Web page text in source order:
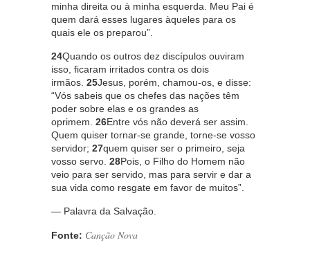
minha direita ou à minha esquerda. Meu Pai é
quem dará esses lugares àqueles para os
quais ele os preparou”.
24Quando os outros dez discípulos ouviram
isso, ficaram irritados contra os dois
irmãos. 25Jesus, porém, chamou-os, e disse:
“Vós sabeis que os chefes das nações têm
poder sobre elas e os grandes as
oprimem. 26Entre vós não deverá ser assim.
Quem quiser tornar-se grande, torne-se vosso
servidor; 27quem quiser ser o primeiro, seja
vosso servo. 28Pois, o Filho do Homem não
veio para ser servido, mas para servir e dar a
sua vida como resgate em favor de muitos”.
— Palavra da Salvação.
Fonte: Canção Nova